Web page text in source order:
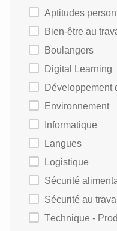
Aptitudes
Bien-être au
Boulangers
Digital Learning
Développement
Environnement
Informatique
Langues
Logistique
Sécurité
Sécurité au
Technique -